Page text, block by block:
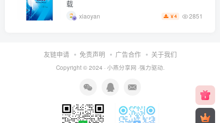
载
xiaoyan ￥4 2851
友链申请 免责声明 广告合作 关于我们
Copyright © 2024 · 小燕分享网 ·强力驱动.